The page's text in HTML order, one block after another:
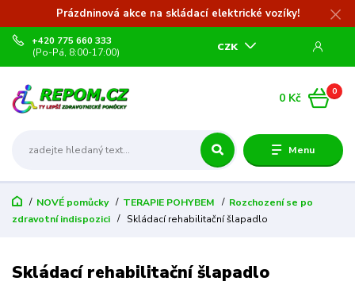
Prázdninová akce na skládací elektrické vozíky!
Menu
CZK
+420 775 660 333
(Po-Pá, 8:00-17:00)
0
0 Kč
NOVÉ pomůcky TERAPIE POHYBEM
Rozchození se po
zdravotní indispozici
Skládací rehabilitační šlapadlo
Skládací rehabilitační šlapadlo